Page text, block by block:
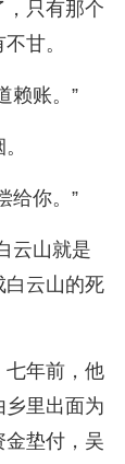
只有那个
甘。
赖账。”
给你。”
云山就是
白云山的死
七年前，他
里出面为
垫付，吴